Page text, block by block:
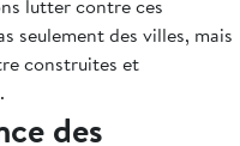
lutter contre ces
seulement des villes, mais
construites et
des